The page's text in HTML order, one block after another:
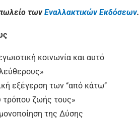
τωνΕναλλακτικών Εκδόσεων.
κοινωνία και αυτό
εξέγερση των ‘‘από κάτω’’
τρόπου ζωής τους»
της Δύσης